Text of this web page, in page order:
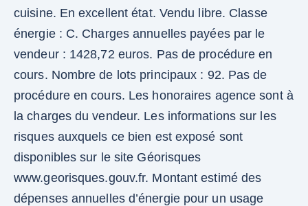
cuisine. En excellent état. Vendu libre. Classe
énergie : C. Charges annuelles payées par le
vendeur : 1428,72 euros. Pas de procédure en
cours. Nombre de lots principaux : 92. Pas de
procédure en cours. Les honoraires agence sont à
la charges du vendeur. Les informations sur les
risques auxquels ce bien est exposé sont
disponibles sur le site Géorisques
www.georisques.gouv.fr. Montant estimé des
dépenses annuelles d’énergie pour un usage